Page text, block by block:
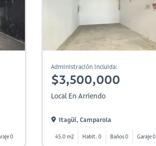
0
Administración incluida:
$3,500,000
Local En Arriendo
Itagüí, Camparola
45.0 m2 Habit. 0 Baños 0 Garaje 0